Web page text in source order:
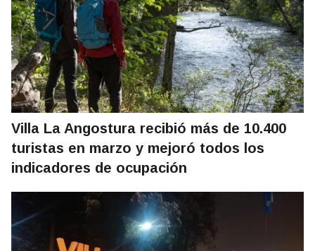
Villa La Angostura recibió más de 10.400
turistas en marzo y mejoró todos los
indicadores de ocupación